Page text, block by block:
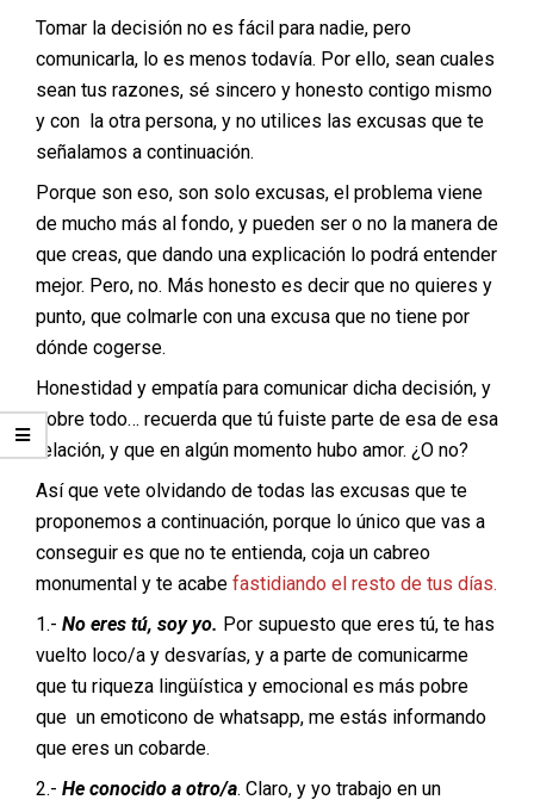
Tomar la decisión no es fácil para nadie, pero
comunicarla, lo es menos todavía. Por ello, sean cuales
sean tus razones, sé sincero y honesto contigo mismo
y con la otra persona, y no utilices las excusas que te
señalamos a continuación.
Porque son eso, son solo excusas, el problema viene
de mucho más al fondo, y pueden ser o no la manera de
que creas, que dando una explicación lo podrá entender
mejor. Pero, no. Más honesto es decir que no quieres y
punto, que colmarle con una excusa que no tiene por
dónde cogerse.
Honestidad y empatía para comunicar dicha decisión, y
sobre todo… recuerda que tú fuiste parte de esa de esa
relación, y que en algún momento hubo amor. ¿O no?
Así que vete olvidando de todas las excusas que te
proponemos a continuación, porque lo único que vas a
conseguir es que no te entienda, coja un cabreo
monumental y te acabe fastidiando el resto de tus días.
1.- No eres tú, soy yo. Por supuesto que eres tú, te has
vuelto loco/a y desvarías, y a parte de comunicarme
que tu riqueza lingüística y emocional es más pobre
que un emoticono de whatsapp, me estás informando
que eres un cobarde.
2.- He conocido a otro/a. Claro, y yo trabajo en un